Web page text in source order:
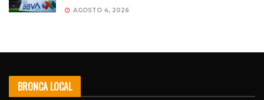
AGOSTO 4, 2026
BRONCA LOCAL